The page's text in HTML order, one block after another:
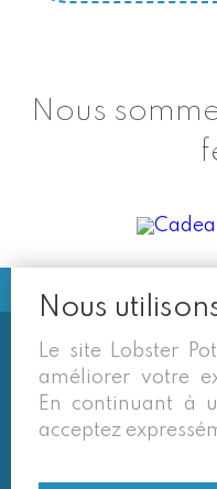
Nous
Soms
(google/
van toepassing is.
recht voor om ook
Nous
Le site Lobster
améliorer votre
En continuant à
acceptez